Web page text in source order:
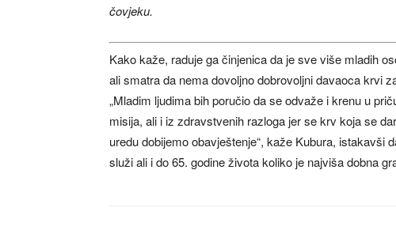
čovjeku.
Kako kaže, raduje ga činjenica da je sve više mladih
ali smatra da nema dovoljno dobrovoljni davaoca krvi
„Mladim ljudima bih poručio da se odvaže i krenu u
misija, ali i iz zdravstvenih razloga jer se krv koja se
uredu dobijemo obavještenje“, kaže Kubura,
služi ali i do 65. godine života koliko je najviša dobna